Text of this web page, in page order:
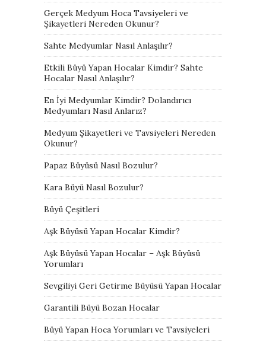
Gerçek Medyum Hoca Tavsiyeleri ve
Şikayetleri Nereden Okunur?
Sahte Medyumlar Nasıl Anlaşılır?
Etkili Büyü Yapan Hocalar Kimdir? Sahte
Hocalar Nasıl Anlaşılır?
En İyi Medyumlar Kimdir? Dolandırıcı
Medyumları Nasıl Anlarız?
Medyum Şikayetleri ve Tavsiyeleri Nereden
Okunur?
Papaz Büyüsü Nasıl Bozulur?
Kara Büyü Nasıl Bozulur?
Büyü Çeşitleri
Aşk Büyüsü Yapan Hocalar Kimdir?
Aşk Büyüsü Yapan Hocalar – Aşk Büyüsü
Yorumları
Sevgiliyi Geri Getirme Büyüsü Yapan Hocalar
Garantili Büyü Bozan Hocalar
Büyü Yapan Hoca Yorumları ve Tavsiyeleri